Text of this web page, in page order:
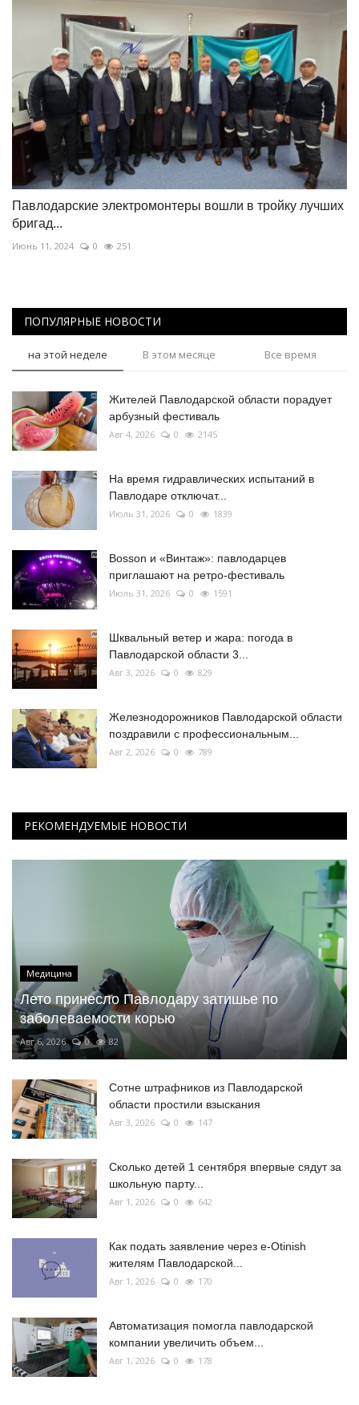
Павлодарские электромонтеры вошли в тройку лучших
бригад...
Июнь 11, 2024 0 251
ПОПУЛЯРНЫЕ НОВОСТИ
на этой неделе В этом месяце Все время
Жителей Павлодарской области порадует
арбузный фестиваль
Авг 4, 2026 0 2145
На время гидравлических испытаний в
Павлодаре отключат...
Июль 31, 2026 0 1839
Bosson и «Винтаж»: павлодарцев
приглашают на ретро-фестиваль
Июль 31, 2026 0 1591
Шквальный ветер и жара: погода в
Павлодарской области 3...
Авг 3, 2026 0 829
Железнодорожников Павлодарской области
поздравили с профессиональным...
Авг 2, 2026 0 789
РЕКОМЕНДУЕМЫЕ НОВОСТИ
Медицина
Лето принесло Павлодару затишье по
заболеваемости корью
Авг 6, 2026 0 82
Сотне штрафников из Павлодарской
области простили взыскания
Авг 3, 2026 0 147
Сколько детей 1 сентября впервые сядут за
школьную парту...
Авг 1, 2026 0 642
Как подать заявление через e-Otinish
жителям Павлодарской...
Авг 1, 2026 0 170
Автоматизация помогла павлодарской
компании увеличить объем...
Авг 1, 2026 0 178